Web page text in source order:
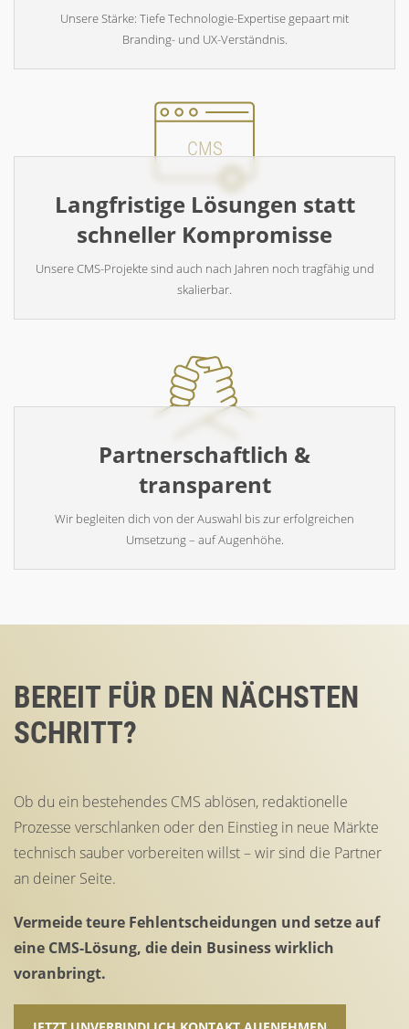
Unsere Stärke: Tiefe Technologie-Expertise gepaart mit
Branding- und UX-Verständnis.
CMS
Langfristige Lösungen statt
schneller Kompromisse
Unsere CMS-Projekte sind auch nach Jahren noch tragfähig und
skalierbar.
Partnerschaftlich &
transparent
Wir begleiten dich von der Auswahl bis zur erfolgreichen
Umsetzung – auf Augenhöhe.
BEREIT FÜR DEN NÄCHSTEN
SCHRITT?
Ob du ein bestehendes CMS ablösen, redaktionelle
Prozesse verschlanken oder den Einstieg in neue Märkte
technisch sauber vorbereiten willst – wir sind die Partner
an deiner Seite.
Vermeide teure Fehlentscheidungen und setze auf
eine CMS-Lösung, die dein Business wirklich
voranbringt.